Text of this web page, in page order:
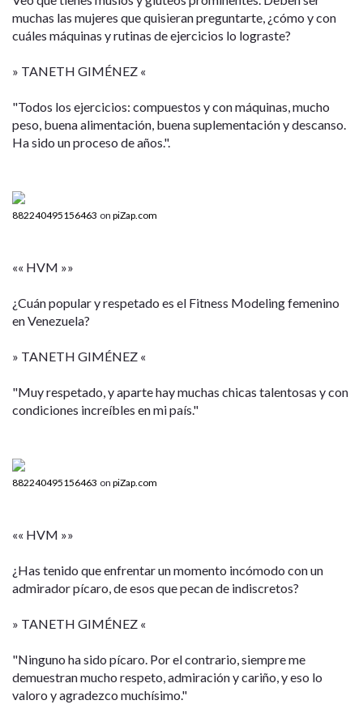
muchas las mujeres que quisieran preguntarte, ¿cómo y con
cuáles máquinas y rutinas de ejercicios lo lograste?
» TANETH GIMÉNEZ «
"Todos los ejercicios: compuestos y con máquinas, mucho
peso, buena alimentación, buena suplementación y descanso.
Ha sido un proceso de años.".
882240495156463 on piZap.com
«« HVM »»
¿Cuán popular y respetado es el Fitness Modeling femenino
en Venezuela?
» TANETH GIMÉNEZ «
"Muy respetado, y aparte hay muchas chicas talentosas y con
condiciones increíbles en mi país."
882240495156463 on piZap.com
«« HVM »»
¿Has tenido que enfrentar un momento incómodo con un
admirador pícaro, de esos que pecan de indiscretos?
» TANETH GIMÉNEZ «
"Ninguno ha sido pícaro. Por el contrario, siempre me
demuestran mucho respeto, admiración y cariño, y eso lo
valoro y agradezco muchísimo."